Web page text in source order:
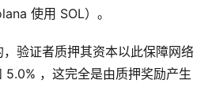
使用 SOL）。
验证者质押其资本以此保障网络
，这完全是由质押奖励产生